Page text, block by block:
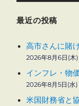
最近の投稿
高市さんに賭
2026年8月6日(木)
インフレ・物
2026年8月5日(水)
米国財務省と